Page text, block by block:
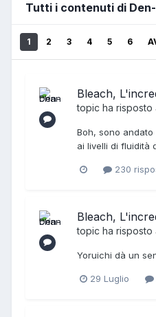
Tutti i contenuti di
1 2 3 4 5 6
Bleach,
topic ha risposto
Boh, sono
ai livelli di fluidità
230
Bleach,
topic ha risposto
Yoruichi dà un
29 Luglio